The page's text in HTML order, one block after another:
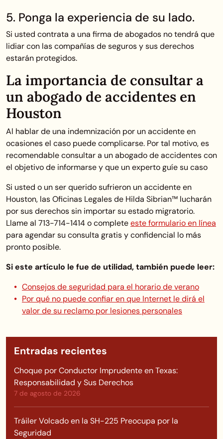
5. Ponga la experiencia de su lado.
Si usted contrata a una firma de abogados no tendrá que
lidiar con las compañías de seguros y sus derechos
estarán protegidos.
La importancia de consultar a
un abogado de accidentes en
Houston
Al hablar de una indemnización por un accidente en
ocasiones el caso puede complicarse. Por tal motivo, es
recomendable consultar a un abogado de accidentes con
el objetivo de informarse y que un experto guíe su caso
Si usted o un ser querido sufrieron un accidente en
Houston, las Oficinas Legales de Hilda Sibrian™ lucharán
por sus derechos sin importar su estado migratorio.
Llame al 713-714-1414 o completeeste formulario en línea
para agendar su consulta gratis y confidencial lo más
pronto posible.
Si este artículo le fue de utilidad, también puede leer:
Consejos de seguridad para el horario de verano
Por qué no puede confiar en que Internet le dirá el
valor de su reclamo por lesiones personales
Entradas recientes
Choque por Conductor Imprudente en Texas:
Responsabilidad y Sus Derechos
7 de agosto de 2026
Tráiler Volcado en la SH-225 Preocupa por la
Seguridad